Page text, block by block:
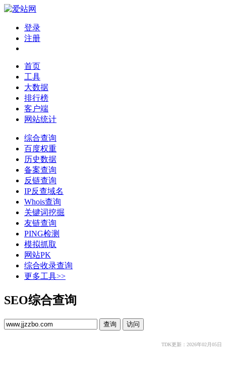
登录
注册
首页
工具
大数据
排行榜
客户端
网站统计
综合查询
百度权重
历史数据
备案查询
反链查询
IP反查域名
Whois查询
关键词挖掘
友链查询
PING检测
模拟抓取
网站PK
综合收录查询
更多工具>>
SEO综合查询
TDK更新：2026年02月05日